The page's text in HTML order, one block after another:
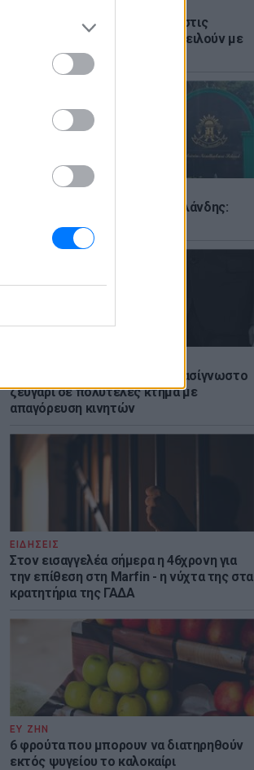
Γονικές παροχές: Οι παγίδες στις
μεταφορές χρημάτων που απειλούν με
ΕΙΔΗΣΕΙΣ
Μακελειό σε σχολείο της Ταϊλάνδης:
Μαθητής άνοιξε πυρ
Μυστική γαμήλια γιορτή για πασίγνωστο
ζευγάρι σε πολυτελές κτήμα με
απαγόρευση κινητών
ΕΙΔΗΣΕΙΣ
Στον εισαγγελέα σήμερα η 46χρονη για
την επίθεση στη Marfin - η νύχτα της στα
κρατητήρια της ΓΑΔΑ
ΕΥ ΖΗΝ
6 φρούτα που μπορουν να διατηρηθούν
εκτός ψυγείου το καλοκαίρι